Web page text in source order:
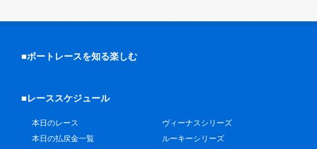
■ボートレースを知る楽しむ
■レーススケジュール
本日のレース
本日の払戻金一覧
ヴィーナスシリーズ
ルーキーシリーズ